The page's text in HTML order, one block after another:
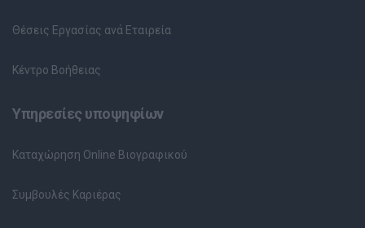
Θέσεις Εργασίας ανά Εταιρεία
Κέντρο Βοήθειας
Υπηρεσίες υποψηφίων
Καταχώρηση Online Βιογραφικού
Συμβουλές Καριέρας